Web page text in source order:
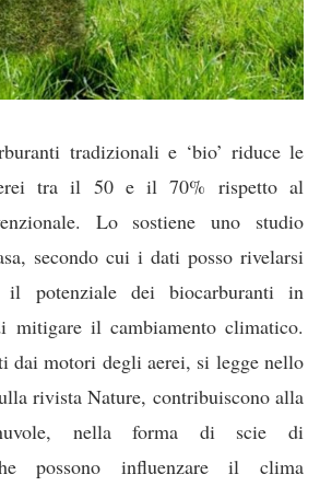
tradizionali e ‘bio’ riduce le
tra il 50 e il 70% rispetto al
Lo sostiene uno studio
secondo cui i dati posso rivelarsi
potenziale dei biocarburanti in
mitigare il cambiamento climatico.
dai motori degli aerei, si legge nello
rivista Nature, contribuiscono alla
nella forma di scie di
possono influenzare il clima